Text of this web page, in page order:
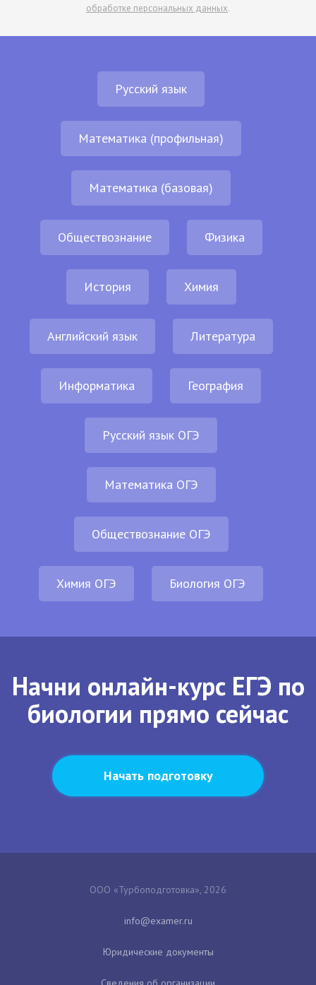
обработке персональных данных.
Русский язык
Математика (профильная)
Математика (базовая)
Обществознание Физика
История Химия
Английский язык Литература
Информатика География
Русский язык ОГЭ
Математика ОГЭ
Обществознание ОГЭ
Химия ОГЭ Биология ОГЭ
Начни онлайн-курс ЕГЭ по
биологии прямо сейчас
Начать подготовку
ООО «Турбоподготовка», 2026
Юридические документы